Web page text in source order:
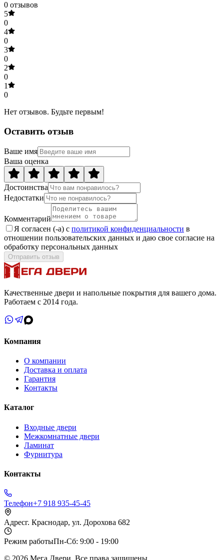
0 отзывов
5
0
4
0
3
0
2
0
1
0
Нет отзывов. Будьте первым!
Оставить отзыв
Ваше имя
Ваша оценка
Достоинства
Недостатки
Комментарий
Я согласен (-а) с политикой конфиденциальности в
отношении пользовательских данных и даю свое согласие на
обработку персональных данных
Отправить отзыв
Качественные двери и напольные покрытия для вашего дома.
Работаем с 2014 года.
Компания
О компании
Доставка и оплата
Гарантия
Контакты
Каталог
Входные двери
Межкомнатные двери
Ламинат
Фурнитура
Контакты
Телефон+7 918 935-45-45
Адресг. Краснодар, ул. Дорохова 682
Режим работыПн-Сб: 9:00 - 19:00